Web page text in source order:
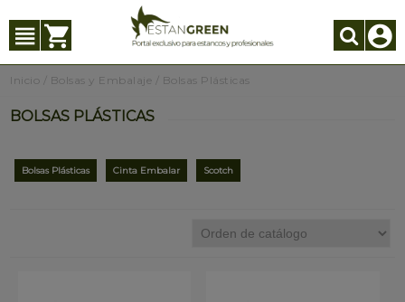
Inicio Bolsas y Embalaje Bolsas Plásticas
BOLSAS PLÁSTICAS
Bolsas Plásticas Cinta Embalar Scotch